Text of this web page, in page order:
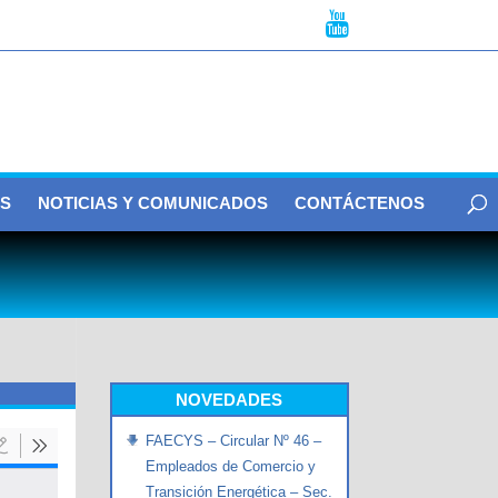
NOTICIAS Y COMUNICADOS CONTÁCTENOS
NOVEDADES
FAECYS – Circular Nº 46 –
Empleados de Comercio y
Transición Energética – Sec.